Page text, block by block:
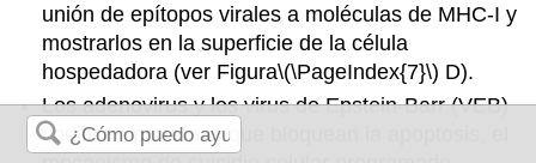
unión de epítopos virales a moléculas de MHC-I y
mostrarlos en la superficie de la célula
hospedadora (ver Figura\(\PageIndex{7}\) D).
Los adenovirus y los virus de Epstein-Barr (VEB)
codifican proteínas que bloquean la apoptosis, el